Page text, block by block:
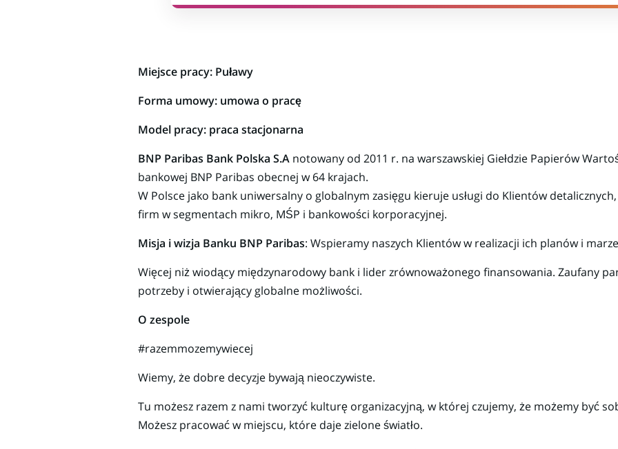
Miejsce pracy: Puławy
Forma umowy: umowa o pracę
Model pracy: praca stacjonarna
BNP Paribas Bank Polska S.A notowany od 2011 r. na warszawskiej Giełdzie Papierów
bankowej BNP Paribas obecnej w 64 krajach.
W Polsce jako bank uniwersalny o globalnym zasięgu kieruje usługi do Klientów
firm w segmentach mikro, MŚP i bankowości korporacyjnej.
Misja i wizja Banku BNP Paribas: Wspieramy naszych Klientów w realizacji ich planów i
Więcej niż wiodący międzynarodowy bank i lider zrównoważonego finansowania. Zaufany
potrzeby i otwierający globalne możliwości.
O zespole
Wiemy, że dobre decyzje bywają nieoczywiste.
Tu możesz razem z nami tworzyć kulturę organizacyjną, w której czujemy, że możemy być
Możesz pracować w miejscu, które daje zielone światło.